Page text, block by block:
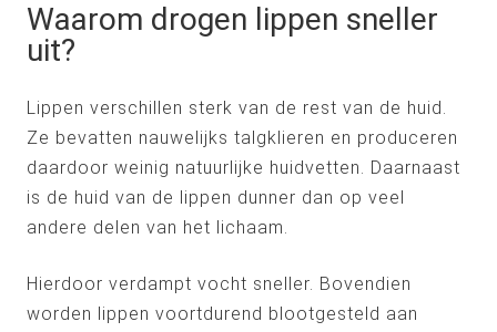
Waarom drogen lippen sneller
uit?
Lippen verschillen sterk van de rest van de huid.
Ze bevatten nauwelijks talgklieren en produceren
daardoor weinig natuurlijke huidvetten. Daarnaast
is de huid van de lippen dunner dan op veel
andere delen van het lichaam.
Hierdoor verdampt vocht sneller. Bovendien
worden lippen voortdurend blootgesteld aan